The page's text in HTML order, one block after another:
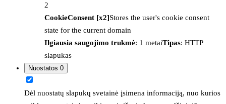
2
CookieConsent [x2]Stores the user's cookie consent
state for the current domain
Ilgiausia saugojimo trukmė: 1 metaiTipas: HTTP
slapukas
Nuostatos 0
Dėl nuostatų slapukų svetainė įsimena informaciją, nuo kurios